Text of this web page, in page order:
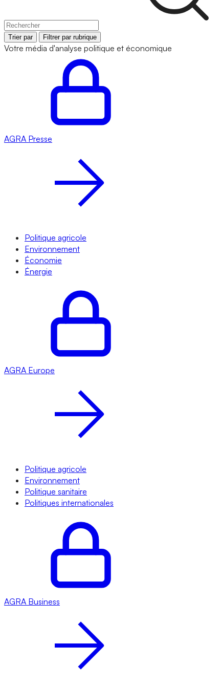
Trier par Filtrer par rubrique
Votre média d'analyse politique et économique
AGRA Presse
Politique agricole
Environnement
Économie
Énergie
AGRA Europe
Politique agricole
Environnement
Politique sanitaire
Politiques internationales
AGRA Business